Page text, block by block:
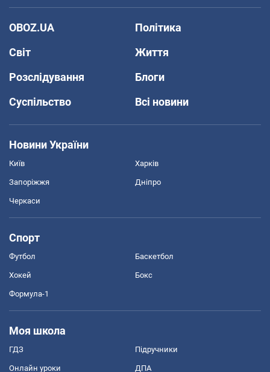
OBOZ.UA
Політика
Світ
Життя
Розслідування
Блоги
Суспільство
Всі новини
Новини України
Київ Харків
Запоріжжя Дніпро
Черкаси
Спорт
Футбол Баскетбол
Хокей Бокс
Формула-1
Моя школа
ГДЗ Підручники
Онлайн уроки ДПА